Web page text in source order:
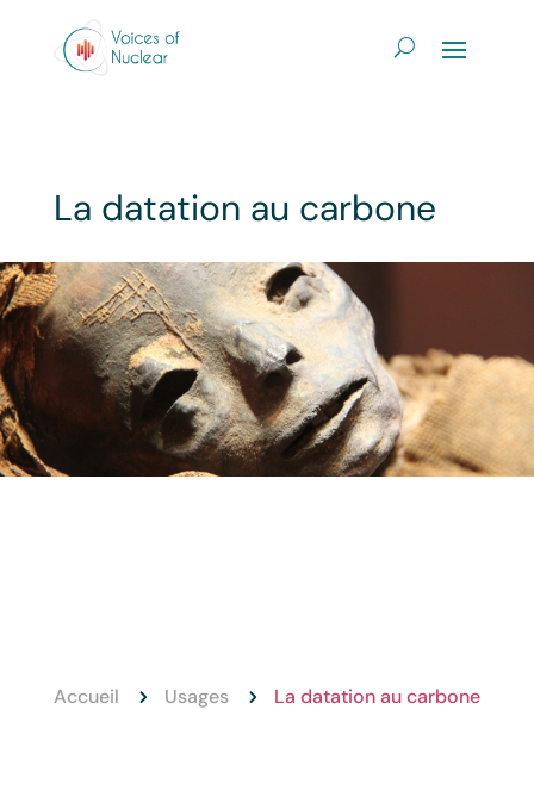
La datation au carbone
Accueil 5 Usages 5 La datation au carbone